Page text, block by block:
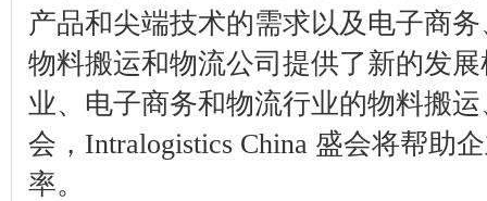
产品和尖端技术的需求以及电子商
物料搬运和物流公司提供了新的发
业、电子商务和物流行业的物料搬
会， Intralogistics China 盛会将帮助
率。